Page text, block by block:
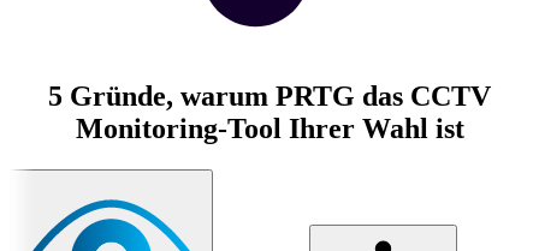
5 Gründe, warum PRTG das CCTV
Monitoring-Tool Ihrer Wahl ist